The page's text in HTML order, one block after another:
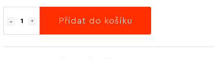
Přidat do košíku